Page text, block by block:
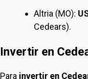
Altria (MO):
Cedears).
Invertir en
Para invertir en